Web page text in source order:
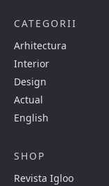
CATEGORII
Arhitectura
Interior
Design
Actual
English
SHOP
Revista Igloo